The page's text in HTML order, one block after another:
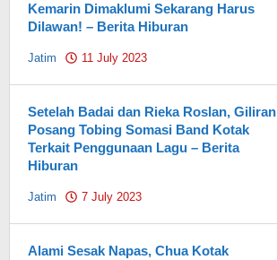
Kemarin Dimaklumi Sekarang Harus
Dilawan! – Berita Hiburan
Jatim 11 July 2023
Setelah Badai dan Rieka Roslan, Giliran
Posang Tobing Somasi Band Kotak
Terkait Penggunaan Lagu – Berita
Hiburan
Jatim 7 July 2023
Alami Sesak Napas, Chua Kotak